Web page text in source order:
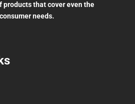
products that cover even the
needs.